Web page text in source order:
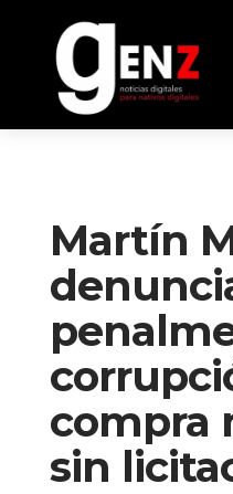
Martín
compra
sin